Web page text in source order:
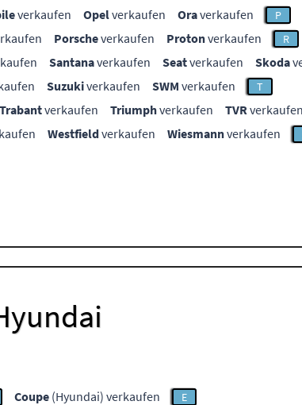
verkaufen Opelverkaufen Oraverkaufen P
Porscheverkaufen Protonverkaufen R
Santanaverkaufen Seatverkaufen Skoda
Suzukiverkaufen SWM verkaufen T
Trabantverkaufen Triumphverkaufen TVRverkaufen
Westfieldverkaufen Wiesmannverkaufen
Coupe (Hyundai) verkaufen E